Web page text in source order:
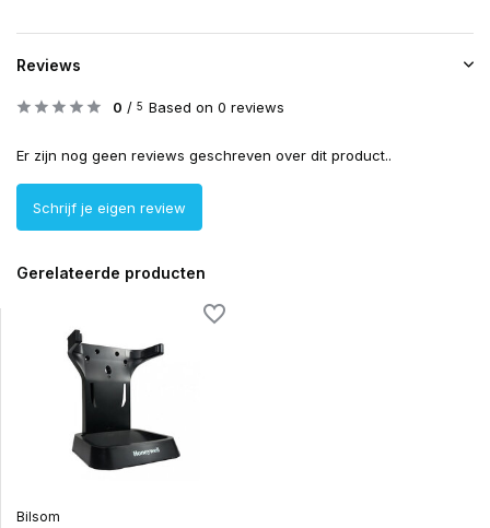
Reviews
0 / 5 Based on 0 reviews
Er zijn nog geen reviews geschreven over dit product..
Schrijf je eigen review
Gerelateerde producten
Bilsom